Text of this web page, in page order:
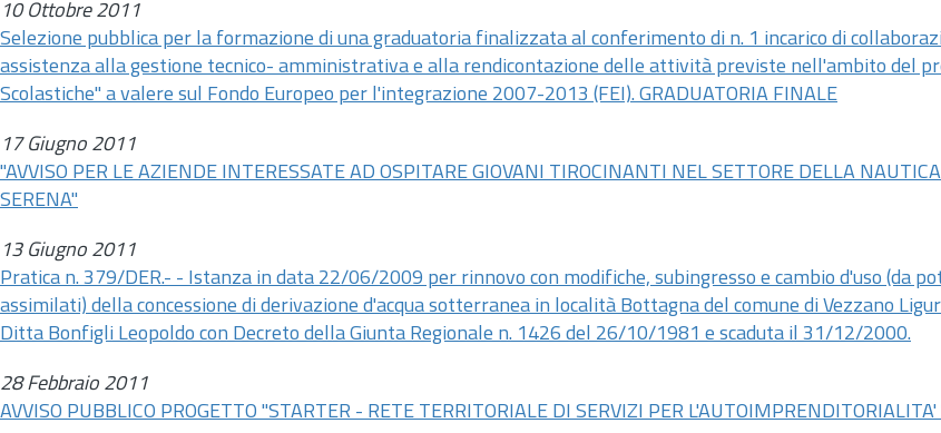
10 Ottobre 2011
Selezione pubblica per la formazione di una graduatoria finalizzata al conferimento di n. 1 incarico di
assistenza alla gestione tecnico- amministrativa e alla rendicontazione delle attività previste nell'ambito del
Scolastiche" a valere sul Fondo Europeo per l'integrazione 2007-2013 (FEI). GRADUATORIA FINALE
17 Giugno 2011
"AVVISO PER LE AZIENDE INTERESSATE AD OSPITARE GIOVANI TIROCINANTI NEL SETTORE DELLA
SERENA"
13 Giugno 2011
Pratica n. 379/DER.- - Istanza in data 22/06/2009 per rinnovo con modifiche, subingresso e cambio d'uso (da
assimilati) della concessione di derivazione d'acqua sotterranea in località Bottagna del comune di Vezzano
Ditta Bonfigli Leopoldo con Decreto della Giunta Regionale n. 1426 del 26/10/1981 e scaduta il 31/12/2000.
28 Febbraio 2011
AVVISO PUBBLICO PROGETTO "STARTER - RETE TERRITORIALE DI SERVIZI PER L'AUTOIMPRENDITORIALITA'